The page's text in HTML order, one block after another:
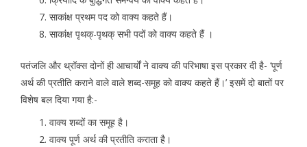
साकांक्ष प्रथम पद को वाक्य कहते हैं।
साकांक्ष पृथक्-पृथक् सभी पदों को वाक्य कहते हैं ।
पतंजलि और थ्रॉक्स दोनों ही आचार्यों ने वाक्य की परिभाषा इस प्रकार दी है- ‘पूर्ण
अर्थ की प्रतीति कराने वाले वाले शब्द-समूह को वाक्य कहते हैं।’ इसमें दो बातों पर
विशेष बल दिया गया है:-
वाक्य शब्दों का समूह है।
वाक्य पूर्ण अर्थ की प्रतीति कराता है।